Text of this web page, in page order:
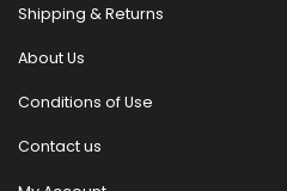
Shipping & Returns
About Us
Conditions of Use
Contact us